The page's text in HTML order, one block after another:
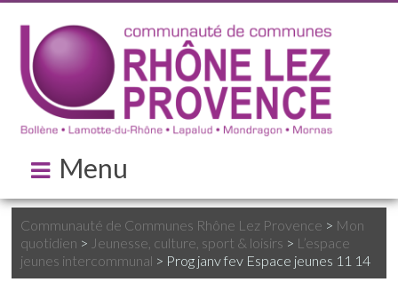
Menu
Communauté de Communes Rhône Lez Provence > Mon
quotidien > Jeunesse, culture, sport & loisirs > L’espace
jeunes intercommunal > Prog janv fev Espace jeunes 11 14